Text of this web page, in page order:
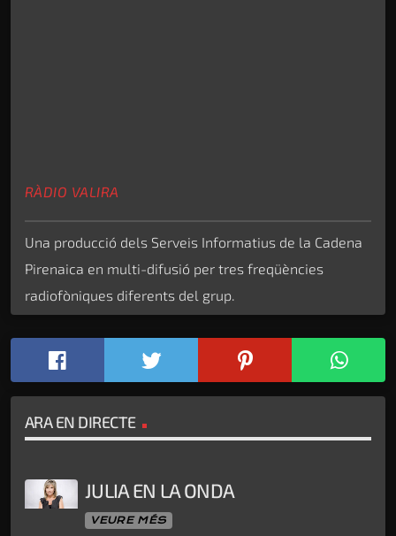
RÀDIO VALIRA
Una producció dels Serveis Informatius de la Cadena
Pirenaica en multi-difusió per tres freqüències
radiofòniques diferents del grup.
ARA EN DIRECTE
JULIA EN LA ONDA
VEURE MÉS